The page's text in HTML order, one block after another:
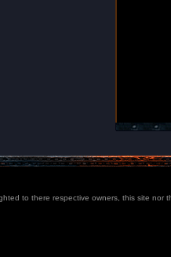
to there respective owners, this site nor